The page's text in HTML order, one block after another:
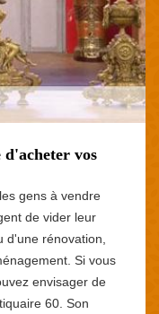
vos
gens à vendre
de vider leur
d'une rénovation,
Si vous
envisager de
60. Son